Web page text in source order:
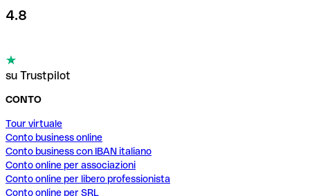
4.8
su Trustpilot
CONTO
Tour virtuale
Conto business online
Conto business con IBAN italiano
Conto online per associazioni
Conto online per libero professionista
Conto online per SRL